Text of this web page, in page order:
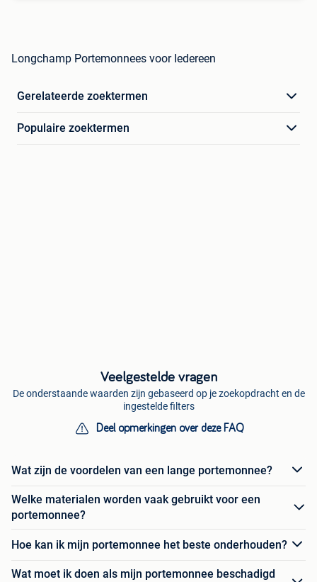
Longchamp Portemonnees voor Iedereen
Gerelateerde zoektermen
Populaire zoektermen
Veelgestelde vragen
De onderstaande waarden zijn gebaseerd op je zoekopdracht en de
ingestelde filters
Deel opmerkingen over deze FAQ
Wat zijn de voordelen van een lange portemonnee?
Welke materialen worden vaak gebruikt voor een
portemonnee?
Hoe kan ik mijn portemonnee het beste onderhouden?
Wat moet ik doen als mijn portemonnee beschadigd